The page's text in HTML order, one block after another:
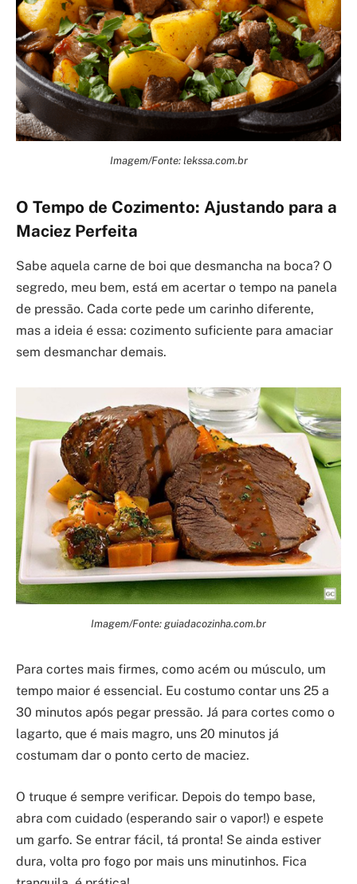
Imagem/Fonte: lekssa.com.br
O Tempo de Cozimento: Ajustando para a
Maciez Perfeita
Sabe aquela carne de boi que desmancha na boca? O
segredo, meu bem, está em acertar o tempo na panela
de pressão. Cada corte pede um carinho diferente,
mas a ideia é essa: cozimento suficiente para amaciar
sem desmanchar demais.
Imagem/Fonte: guiadacozinha.com.br
Para cortes mais firmes, como acém ou músculo, um
tempo maior é essencial. Eu costumo contar uns 25 a
30 minutos após pegar pressão. Já para cortes como o
lagarto, que é mais magro, uns 20 minutos já
costumam dar o ponto certo de maciez.
O truque é sempre verificar. Depois do tempo base,
abra com cuidado (esperando sair o vapor!) e espete
um garfo. Se entrar fácil, tá pronta! Se ainda estiver
dura, volta pro fogo por mais uns minutinhos. Fica